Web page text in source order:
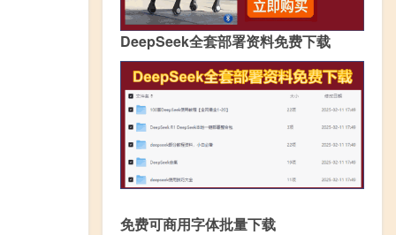
DeepSeek全套部署资料免费下载
免费可商用字体批量下载